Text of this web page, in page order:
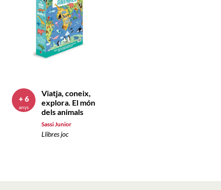
Viatja, coneix,
explora. El món
dels animals
Sassi Junior
Llibres joc
+ 6
anys